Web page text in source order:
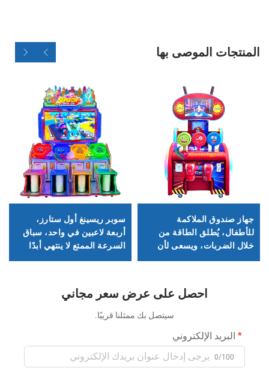
المنتجات الموصى بها
جهاز صندوق الملاكمة
للأطفال، يُطلق الطاقة من
خلال الضربات، ويسعى لأن
سوبر ريسينغ أول ستارز،
أربعة لاعبين في واحد، سباق
السرعة الممتع لا ينتهي أبدًا
احصل على عرض سعر مجاني
سيتصل بك ممثلنا قريبًا.
البريد الإلكتروني
0/100